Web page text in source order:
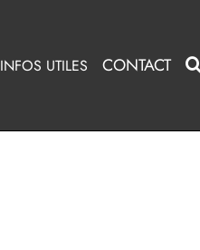
INFOS UTILES CONTACT